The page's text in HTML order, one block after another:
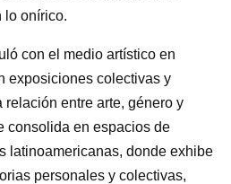
lo onírico.
con el medio artístico en
exposiciones colectivas y
entre arte, género y
consolida en espacios de
latinoamericanas, donde exhibe
personales y colectivas,